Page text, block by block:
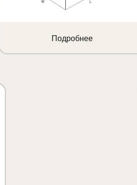
Подробнее